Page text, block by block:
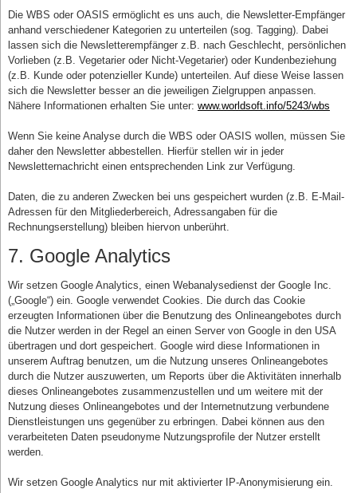
Die WBS oder OASIS ermöglicht es uns auch, die Newsletter-Empfänger
anhand verschiedener Kategorien zu unterteilen (sog. Tagging). Dabei
lassen sich die Newsletterempfänger z.B. nach Geschlecht, persönlichen
Vorlieben (z.B. Vegetarier oder Nicht-Vegetarier) oder Kundenbeziehung
(z.B. Kunde oder potenzieller Kunde) unterteilen. Auf diese Weise lassen
sich die Newsletter besser an die jeweiligen Zielgruppen anpassen.
Nähere Informationen erhalten Sie unter: www.worldsoft.info/5243/wbs
Wenn Sie keine Analyse durch die WBS oder OASIS wollen, müssen Sie
daher den Newsletter abbestellen. Hierfür stellen wir in jeder
Newsletternachricht einen entsprechenden Link zur Verfügung.
Daten, die zu anderen Zwecken bei uns gespeichert wurden (z.B. E-Mail-
Adressen für den Mitgliederbereich, Adressangaben für die
Rechnungserstellung) bleiben hiervon unberührt.
7. Google Analytics
Wir setzen Google Analytics, einen Webanalysedienst der Google Inc.
(„Google“) ein. Google verwendet Cookies. Die durch das Cookie
erzeugten Informationen über die Benutzung des Onlineangebotes durch
die Nutzer werden in der Regel an einen Server von Google in den USA
übertragen und dort gespeichert. Google wird diese Informationen in
unserem Auftrag benutzen, um die Nutzung unseres Onlineangebotes
durch die Nutzer auszuwerten, um Reports über die Aktivitäten innerhalb
dieses Onlineangebotes zusammenzustellen und um weitere mit der
Nutzung dieses Onlineangebotes und der Internetnutzung verbundene
Dienstleistungen uns gegenüber zu erbringen. Dabei können aus den
verarbeiteten Daten pseudonyme Nutzungsprofile der Nutzer erstellt
werden.
Wir setzen Google Analytics nur mit aktivierter IP-Anonymisierung ein.